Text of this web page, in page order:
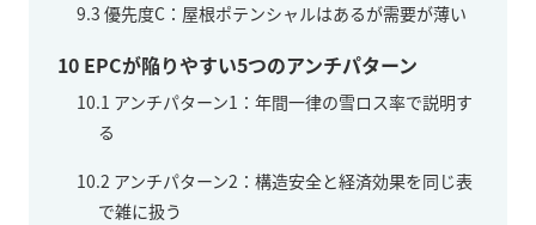
9.3 優先度C：屋根ポテンシャルはあるが需要が薄い
10 EPCが陥りやすい5つのアンチパターン
10.1 アンチパターン1：年間一律の雪ロス率で説明す
る
10.2 アンチパターン2：構造安全と経済効果を同じ表
で雑に扱う